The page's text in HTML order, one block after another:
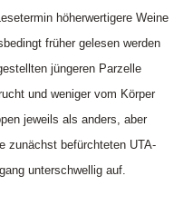
höherwertigere Weine
früher gelesen werden
jüngeren Parzelle
und weniger vom Körper
jeweils als anders, aber
zunächst befürchteten UTA-
unterschwellig auf.